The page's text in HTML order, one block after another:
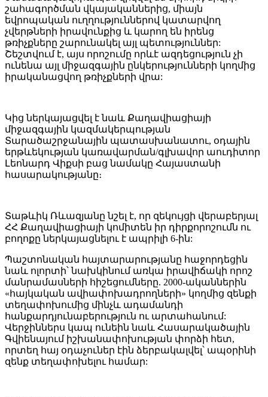
շահագործման վկայականներից, միայն
եվրոպական ուղղություններով կատարվող
չվերթների իրավունքից և կարող են իրենց
թռիչքները շարունակել այլ պետություններ:
Շեշտվում է, այս որոշումը որևէ ազդեցություն չի
ունենա այլ միջազգային ընկերությունների կողմից
իրականացվող թռիչքների վրա:
Կից ներկայացվել է նաև Քաղավիացիայի
միջազգային կազմակերպության
Տարածաշրջանային պատասխանատու, օդային
երթևեկության կառավարման/գլխավոր աուդիտոր
Լեոնարդ Վիքսի բաց նամակը Հայաստանի
հասարակությանը։
Տաթևիկ Ռևազյանը նշել է, որ զեկույցի վերաբերյալ
ՀՀ Քաղավիացիայի կոմիտեն իր դիրքորոշումն ու
բողոքը ներկայացնելու է ապրիլի 6-ին:
Պաշտոնական հայտարարությանը հաջորդեցին
նաև ոլորտի՝ նախկինում առկա իրավիճակի որոշ
մանրամասների հիշեցումները. 2000-ականներին
«հայկական ավիափոխադրողների» կողմից զենքի
տեղափոխումից մինչև ադամանդի
հանքարդյունաբերություն ու արտահանում:
Վերջիններս կապ ունեին նաև Հասարակածային
Գվիենայում իշխանափոխության փորձի հետ,
որտեղ հայ օդաչուներ էին ձերբակալվել՝ ապօրինի
զենք տեղափոխելու համար: